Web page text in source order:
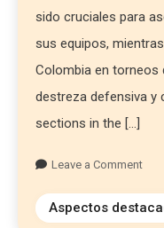
sido cruciales para
sus equipos,
Colombia en torneos
destreza defensiva y
sections in the […]
Leave a Comment
Aspectos